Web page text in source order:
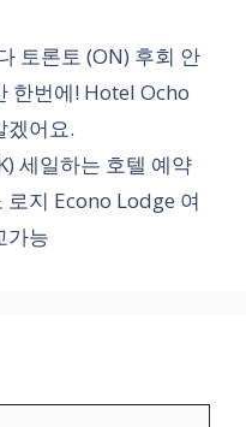
토론토 (ON) 후회 안
한번에! Hotel Ocho
겠어요.
세일하는 호텔 예약
지 Econo Lodge 여
가능